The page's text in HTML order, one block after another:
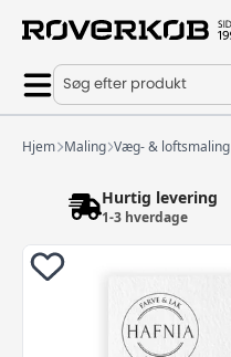
Søg efter produkt
Hjem Maling Væg- & loftsmaling
Hurtig levering
1-3 hverdage